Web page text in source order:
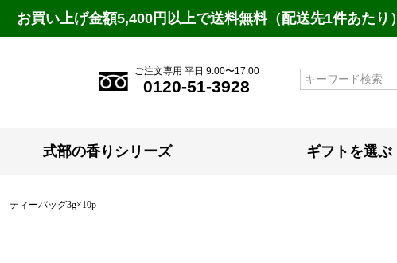
お買い上げ金額5,400円以上で送料無料（配送先1件あたり）
ご注文専用 平日 9:00〜17:00
0120-51-3928
式部の香りシリーズ ギフトを選ぶ
ティーバッグ3g×10p